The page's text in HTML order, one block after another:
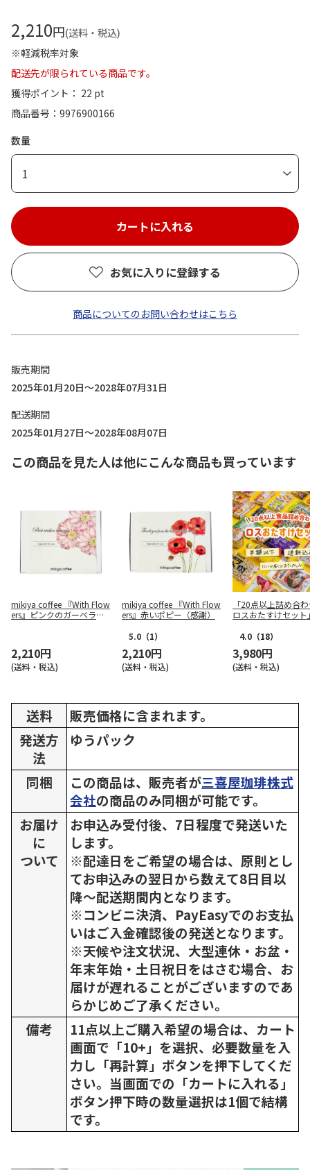
2,210円(送料・税込)
※軽減税率対象
配送先が限られている商品です。
獲得ポイント： 22 pt
商品番号
9976900166
数量
1
お気に入りに登録する
商品についてのお問い合わせはこちら
販売期間
2025年01月20日～2028年07月31日
配送期間
2025年01月27日～2028年08月07日
この商品を見た人は他にこんな商品も買っています
mikiya coffee 『With Flow
ers』ピンクのガーベラ
2,210円
(送料・税込)
mikiya coffee 『With Flow
ers』赤いポピー（感謝）
5.0 （1）
2,210円
(送料・税込)
「20点以上詰め合
ロスおたすけセット
4.0 （18）
3,980円
(送料・税込)
送料
販売価格に含まれます。
発送方
法
ゆうパック
同梱 この商品は、販売者が三喜屋珈琲株式
会社の商品のみ同梱が可能です。
お届け
に
ついて
お申込み受付後、7日程度で発送いた
します。
※配達日をご希望の場合は、原則とし
てお申込みの翌日から数えて8日目以
降～配送期間内となります。
※コンビニ決済、PayEasyでのお支払
いはご入金確認後の発送となります。
※天候や注文状況、大型連休・お盆・
年末年始・土日祝日をはさむ場合、お
届けが遅れることがございますのであ
らかじめご了承ください。
備考
11点以上ご購入希望の場合は、カート
画面で「10+」を選択、必要数量を入
力し「再計算」ボタンを押下してくだ
さい。当画面での「カートに入れる」
ボタン押下時の数量選択は1個で結構
です。